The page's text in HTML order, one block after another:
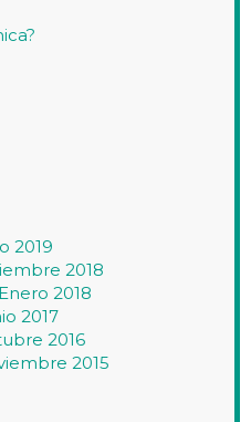
2019
2018
2018
2017
2016
2015